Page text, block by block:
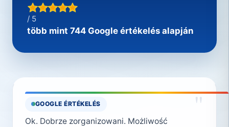
/ 5
több mint 744 Google értékelés alapján
GOOGLE ÉRTÉKELÉS "
Ok. Dobrze zorganizowani. Możliwość